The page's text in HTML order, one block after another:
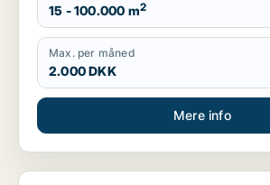
15 - 100.000 m2
Max. per måned
2.000 DKK
Mere info